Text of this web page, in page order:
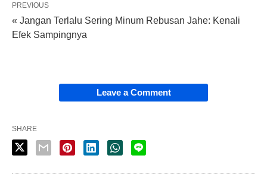
PREVIOUS
« Jangan Terlalu Sering Minum Rebusan Jahe: Kenali
Efek Sampingnya
Leave a Comment
SHARE